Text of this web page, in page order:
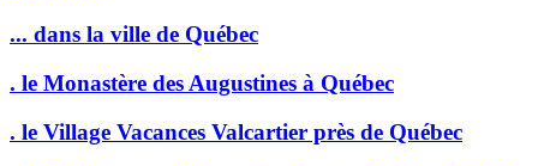
... dans la ville de Québec
. le Monastère des Augustines à Québec
. le Village Vacances Valcartier près de Québec